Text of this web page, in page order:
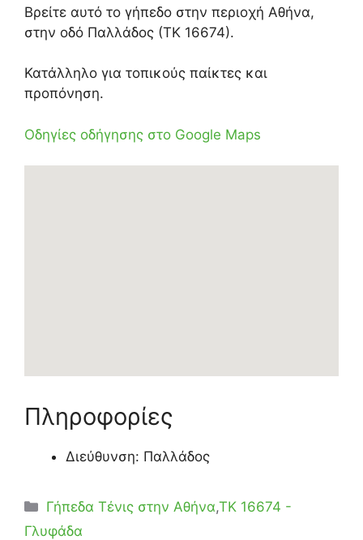
Βρείτε αυτό το γήπεδο στην περιοχή Αθήνα,
στην οδό Παλλάδος (ΤΚ 16674).
Κατάλληλο για τοπικούς παίκτες και
προπόνηση.
Οδηγίες οδήγησης στο Google Maps
Πληροφορίες
Διεύθυνση: Παλλάδος
Κατηγορίες
Γήπεδα Τένις στην Αθήνα,ΤΚ 16674 -
Γλυφάδα